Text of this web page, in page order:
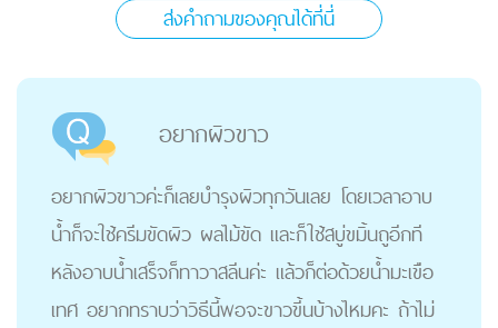
ส่งคำถามของคุณได้ที่นี่
อยากผิวขาว
อยากผิวขาวค่ะก็เลยบำรุงผิวทุกวันเลย โดยเวลาอาบ
น้ำก็จะใช้ครีมขัดผิว ผลไม้ขัด และก็ใช้สบู่ขมิ้นถูอีกที
หลังอาบน้ำเสร็จก็ทาวาสลีนค่ะ แล้วก็ต่อด้วยน้ำมะเขือ
เทศ อยากทราบว่าวิธีนี้พอจะขาวขี้นบ้างไหมคะ ถ้าไม่